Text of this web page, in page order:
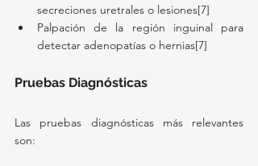
secreciones uretrales o lesiones[7]
Palpación de la región inguinal para
detectar adenopatías o hernias[7]
Pruebas Diagnósticas
Las pruebas diagnósticas más relevantes
son: